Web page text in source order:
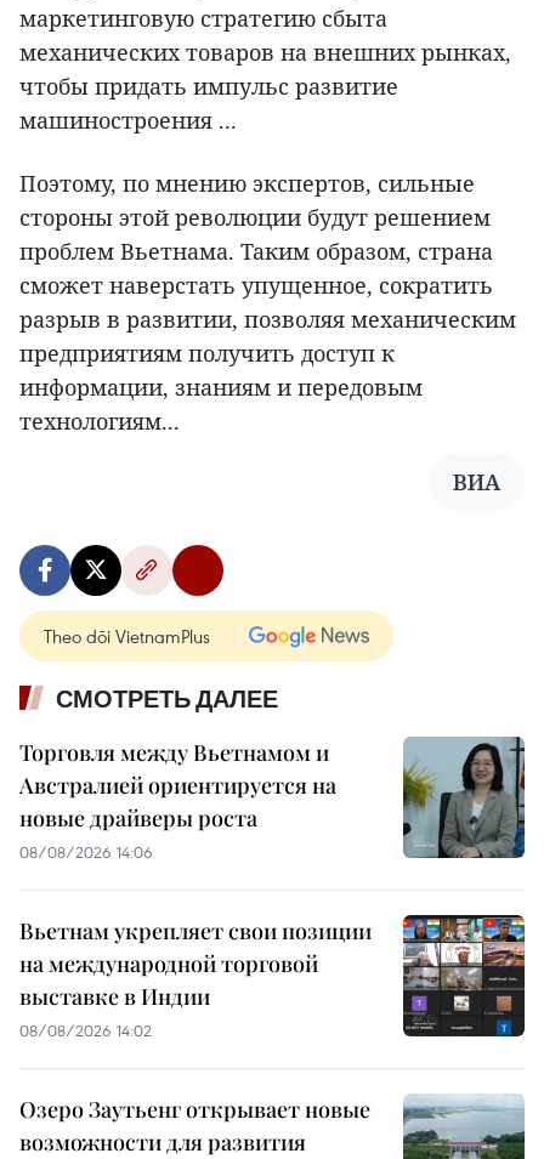
маркетинговую стратегию сбыта
механических товаров на внешних рынках,
чтобы придать импульс развитие
машиностроения ...
Поэтому, по мнению экспертов, сильные
стороны этой революции будут решением
проблем Вьетнама. Таким образом, страна
сможет наверстать упущенное, сократить
разрыв в развитии, позволяя механическим
предприятиям получить доступ к
информации, знаниям и передовым
технологиям...
ВИА
Theo dõi VietnamPlus
СМОТРЕТЬ ДАЛЕЕ
Торговля между Вьетнамом и
Австралией ориентируется на
новые драйверы роста
08/08/2026 14:06
Вьетнам укрепляет свои позиции
на международной торговой
выставке в Индии
08/08/2026 14:02
Озеро Заутьенг открывает новые
возможности для развития